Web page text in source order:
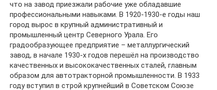
что на завод приезжали рабочие уже обладавшие
профессиональными навыками. В 1920-1930-е годы наш
город вырос в крупный административный и
промышленный центр Северного Урала. Его
градообразующее предприятие – металлургический
завод, в начале 1930-х годов перешёл на производство
качественных и высококачественных сталей, главным
образом для автотракторной промышленности. В 1933
году вступил в строй крупнейший в Советском Союзе